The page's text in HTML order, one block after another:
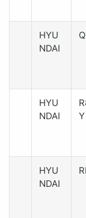
HYU
NDAI
HYU
NDAI
Y
HYU
NDAI
RI